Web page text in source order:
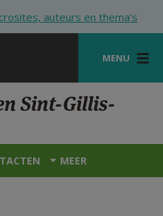
auteurs en thema's
MENU
Sint-Gillis-
MEER